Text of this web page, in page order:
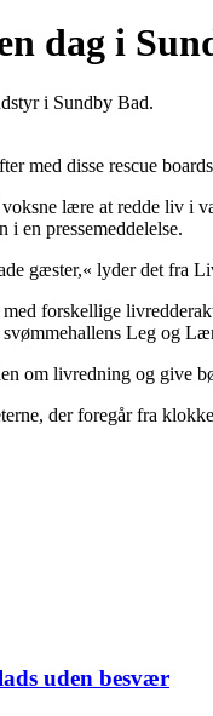
dag i
i Sundby Bad.
med disse rescue
lære at redde liv i
en pressemeddelelse.
gæster,« lyder det fra
forskellige
Leg og
om livredning og give
der foregår fra
uden besvær